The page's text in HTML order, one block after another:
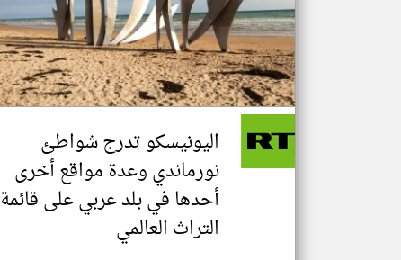
اليونيسكو تدرج شواطئ
نورماندي وعدة مواقع أخرى
أحدها في بلد عربي على قائمة
التراث العالمي